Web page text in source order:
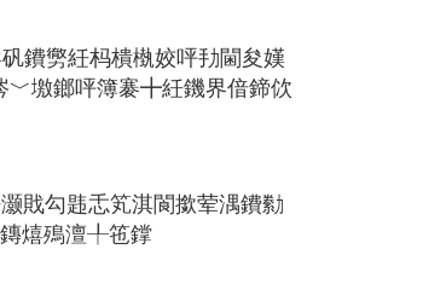
鐨勶紝杩樻槸姣呯劧閫夋嫨
﹀墽鎯呯簿褰╋紝鐖界偣鍗佽
戝勾韪忎笂淇閬撳荤湡鐨勬
熺殦澶╀竾鐣